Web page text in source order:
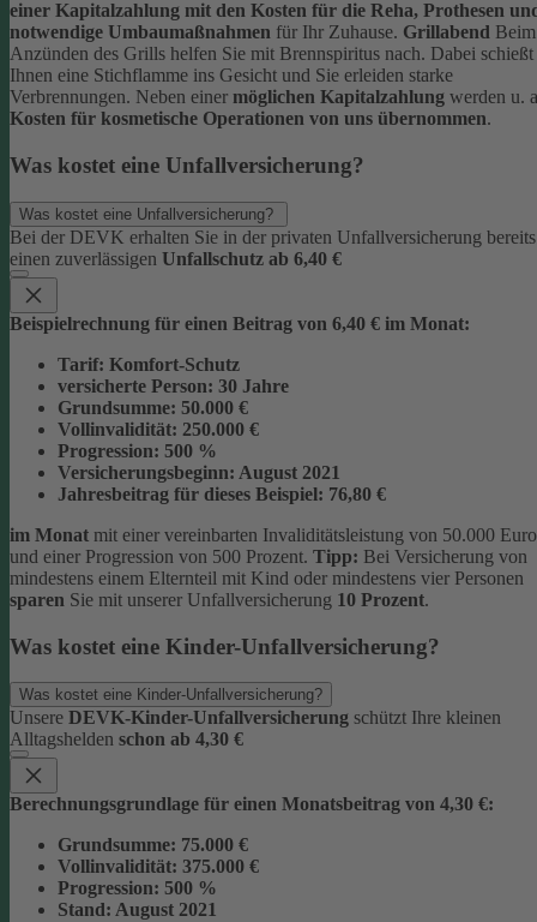
einer Kapitalzahlung mit den Kosten für die Reha, Prothesen
notwendige Umbaumaßnahmen für Ihr Zuhause. Grillabend Beim
Anzünden des Grills helfen Sie mit Brennspiritus nach. Dabei schießt
Ihnen eine Stichflamme ins Gesicht und Sie erleiden starke
Verbrennungen. Neben einer möglichen Kapitalzahlung werden u.
Kosten für kosmetische Operationen von uns übernommen.
Was kostet eine Unfallversicherung?
Was kostet eine Unfallversicherung?
Bei der DEVK erhalten Sie in der privaten Unfallversicherung bereits
einen zuverlässigen Unfallschutz ab 6,40 €
Beispielrechnung für einen Beitrag von 6,40 € im Monat:
Tarif: Komfort-Schutz
versicherte Person: 30 Jahre
Grundsumme: 50.000 €
Vollinvalidität: 250.000 €
Progression: 500 %
Versicherungsbeginn: August 2021
Jahresbeitrag für dieses Beispiel: 76,80 €
im Monat mit einer vereinbarten Invaliditätsleistung von 50.000 Euro
und einer Progression von 500 Prozent. Tipp: Bei Versicherung von
mindestens einem Elternteil mit Kind oder mindestens vier Personen
sparen Sie mit unserer Unfallversicherung 10 Prozent.
Was kostet eine Kinder-Unfallversicherung?
Was kostet eine Kinder-Unfallversicherung?
Unsere DEVK-Kinder-Unfallversicherung schützt Ihre kleinen
Alltagshelden schon ab 4,30 €
Berechnungsgrundlage für einen Monatsbeitrag von 4,30 €:
Grundsumme: 75.000 €
Vollinvalidität: 375.000 €
Progression: 500 %
Stand: August 2021